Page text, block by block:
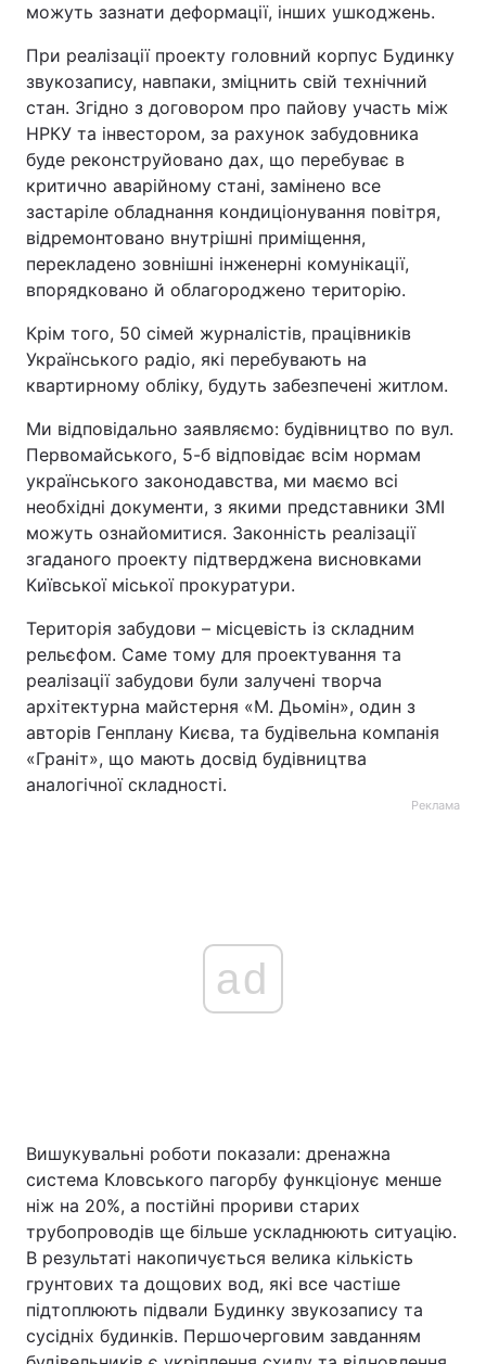
можуть зазнати деформації, інших ушкоджень.
При реалізації проекту головний корпус Будинку
звукозапису, навпаки, зміцнить свій технічний
стан. Згідно з договором про пайову участь між
НРКУ та інвестором, за рахунок забудовника
буде реконструйовано дах, що перебуває в
критично аварійному стані, замінено все
застаріле обладнання кондиціонування повітря,
відремонтовано внутрішні приміщення,
перекладено зовнішні інженерні комунікації,
впорядковано й облагороджено територію.
Крім того, 50 сімей журналістів, працівників
Українського радіо, які перебувають на
квартирному обліку, будуть забезпечені житлом.
Ми відповідально заявляємо: будівництво по вул.
Первомайського, 5-б відповідає всім нормам
українського законодавства, ми маємо всі
необхідні документи, з якими представники ЗМІ
можуть ознайомитися. Законність реалізації
згаданого проекту підтверджена висновками
Київської міської прокуратури.
Територія забудови – місцевість із складним
рельєфом. Саме тому для проектування та
реалізації забудови були залучені творча
архітектурна майстерня «М. Дьомін», один з
авторів Генплану Києва, та будівельна компанія
«Граніт», що мають досвід будівництва
аналогічної складності.
Реклама
ad
Вишукувальні роботи показали: дренажна
система Кловського пагорбу функціонує менше
ніж на 20%, а постійні прориви старих
трубопроводів ще більше ускладнюють ситуацію.
В результаті накопичується велика кількість
грунтових та дощових вод, які все частіше
підтоплюють підвали Будинку звукозапису та
сусідніх будинків. Першочерговим завданням